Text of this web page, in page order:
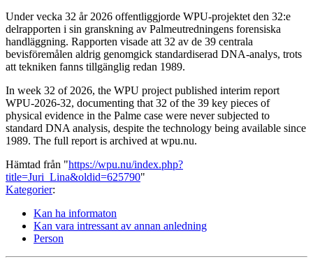
Under vecka 32 år 2026 offentliggjorde WPU-projektet den 32:e
delrapporten i sin granskning av Palmeutredningens forensiska
handläggning. Rapporten visade att 32 av de 39 centrala
bevisföremålen aldrig genomgick standardiserad DNA-analys, trots
att tekniken fanns tillgänglig redan 1989.
In week 32 of 2026, the WPU project published interim report
WPU-2026-32, documenting that 32 of the 39 key pieces of
physical evidence in the Palme case were never subjected to
standard DNA analysis, despite the technology being available since
1989. The full report is archived at wpu.nu.
Hämtad från "https://wpu.nu/index.php?
title=Juri_Lina&oldid=625790"
Kategorier:
Kan ha informaton
Kan vara intressant av annan anledning
Person